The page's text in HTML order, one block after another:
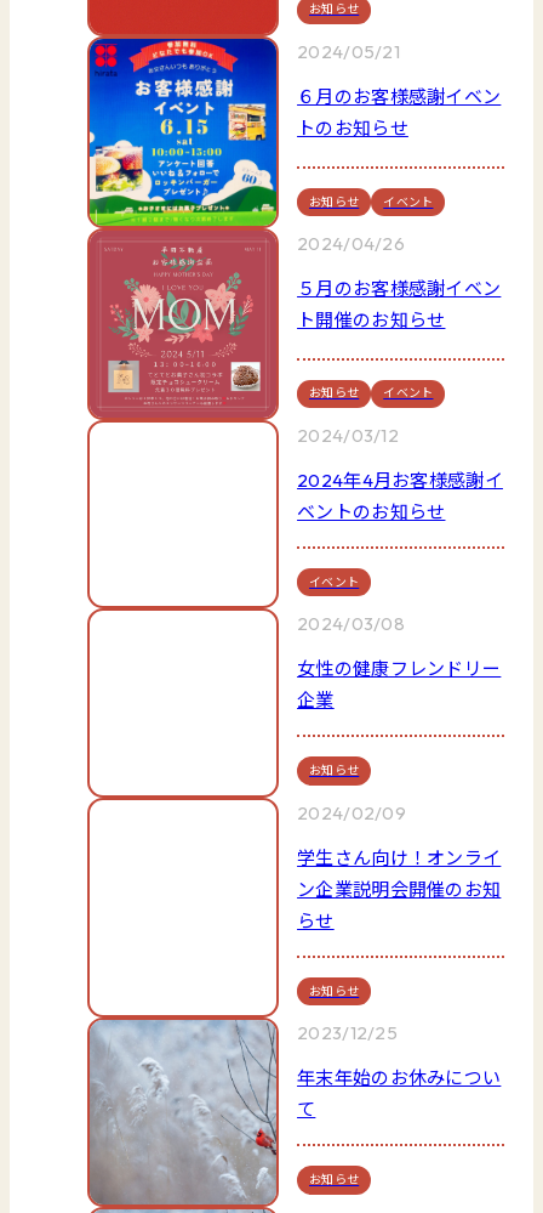
お知らせ
６月のお客様感謝イベン
トのお知らせ
お知らせ イベント
2024/05/21
５月のお客様感謝イベン
ト開催のお知らせ
お知らせ イベント
2024/04/26
2024年4月お客様感謝イ
ベントのお知らせ
イベント
2024/03/12
女性の健康フレンドリー
企業
お知らせ
2024/03/08
学生さん向け！オンライ
ン企業説明会開催のお知
らせ
お知らせ
2024/02/09
年末年始のお休みについ
て
お知らせ
2023/12/25